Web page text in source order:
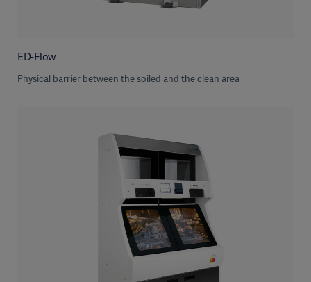
ED-Flow
Physical barrier between the soiled and the clean area